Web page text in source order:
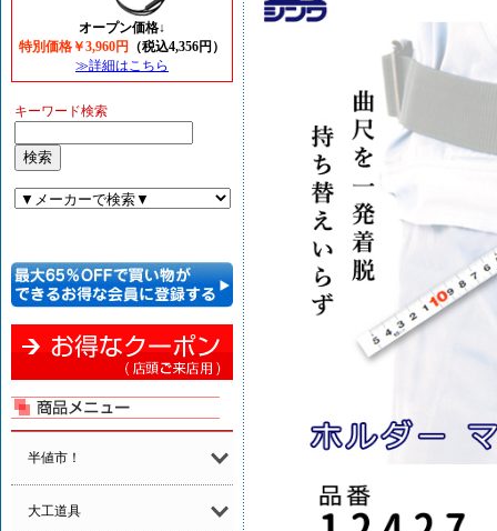
オープン価格↓
特別価格￥3,960円
（税込4,356円）
≫詳細はこちら
キーワード検索
半値市！
大工道具